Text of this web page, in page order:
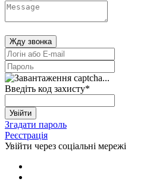
Жду звонка
Введіть код захисту*
Увійти
Згадати пароль
Реєстрація
Увійти через соціальні мережі